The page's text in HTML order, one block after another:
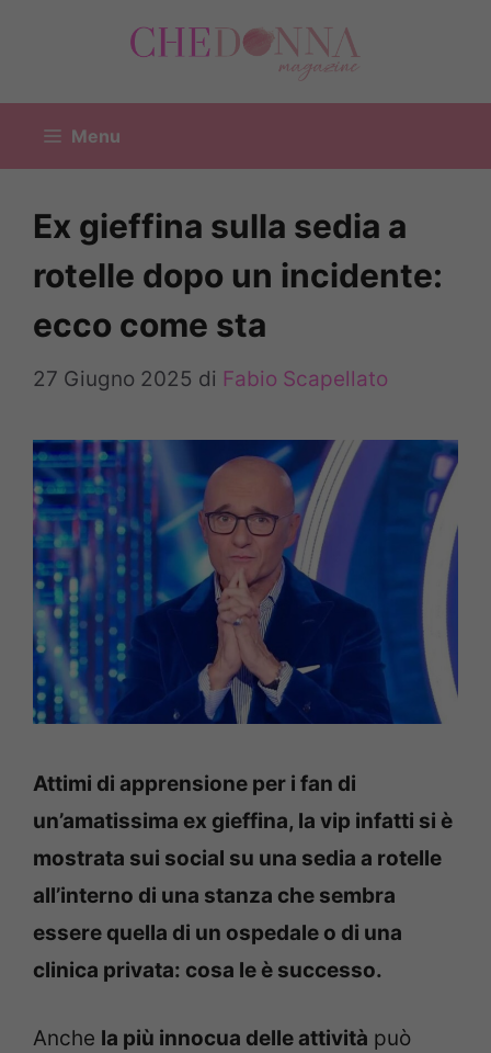
Menu
Ex gieffina sulla sedia a
rotelle dopo un incidente:
ecco come sta
27 Giugno 2025 di Fabio Scapellato
Attimi di apprensione per i fan di
un’amatissima ex gieffina, la vip infatti si è
mostrata sui social su una sedia a rotelle
all’interno di una stanza che sembra
essere quella di un ospedale o di una
clinica privata: cosa le è successo.
Anche la più innocua delle attività può